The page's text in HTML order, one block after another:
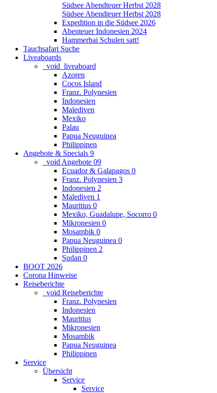
Südsee Abendteuer Herbst 2028
Südsee Abendteuer Herbst 2028
Expedition in die Südsee 2026
Abenteuer Indonesien 2024
Hammerhai Schulen satt!
Tauchsafari Suche
Liveaboards
_void_liveaboard
Azoren
Cocos Island
Franz. Polynesien
Indonesien
Malediven
Mexiko
Palau
Papua Neuguinea
Philippinen
Angebote & Specials 9
_void Angebote 09
Ecuador & Galapagos 0
Franz. Polynesien 3
Indonesien 2
Malediven 1
Mauritius 0
Mexiko, Guadalupe, Socorro 0
Mikronesien 0
Mosambik 0
Papua Neuguinea 0
Philippinen 2
Sudan 0
BOOT 2026
Corona Hinweise
Reiseberichte
_void Reiseberichte
Franz. Polynesien
Indonesien
Mauritius
Mikronesien
Mosambik
Papua Neuguinea
Philippinen
Service
Übersicht
Service
Service